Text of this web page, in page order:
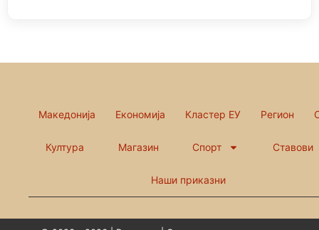
Македонија Економија Кластер ЕУ Регион
Култура Магазин Спорт Ставови
Наши приказни